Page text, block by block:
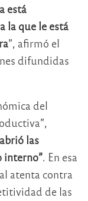
está
la que le está
”, afirmó el
difundidas
del
las
interno”. En esa
atenta contra
de las